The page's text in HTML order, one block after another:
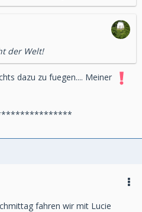
der Welt!
dazu zu fuegen.... Meiner
fahren wir mit Lucie